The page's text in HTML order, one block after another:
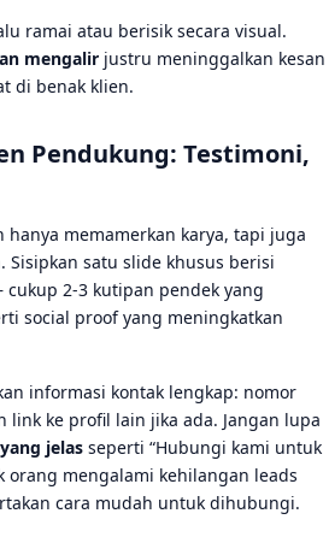
ramai atau berisik secara visual.
mengalir justru meninggalkan kesan
di benak klien.
Pendukung: Testimoni,
hanya memamerkan karya, tapi juga
Sisipkan satu slide khusus berisi
2-3 kutipan pendek yang
social proof yang meningkatkan
informasi kontak lengkap: nomor
link ke profil lain jika ada. Jangan lupa
jelas seperti “Hubungi kami untuk
orang mengalami kehilangan leads
cara mudah untuk dihubungi.